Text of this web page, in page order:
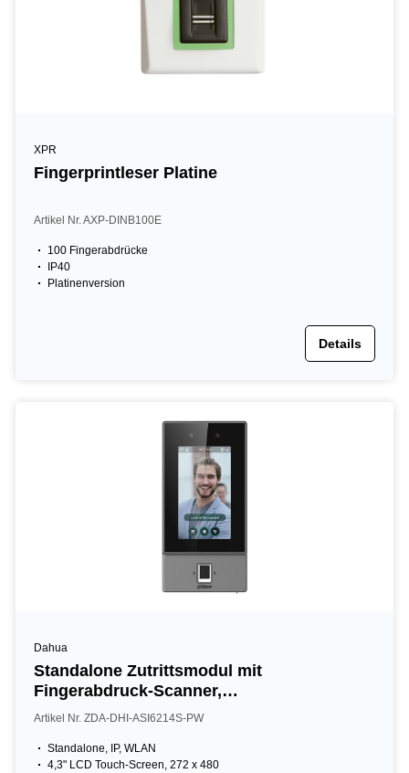
XPR
Fingerprintleser Platine
Artikel Nr. AXP-DINB100E
100 Fingerabdrücke
IP40
Platinenversion
Details
Dahua
Standalone Zutrittsmodul mit
Fingerabdruck-Scanner,
Gesichtserkennung und Kartenleser, 4,3"
Artikel Nr. ZDA-DHI-ASI6214S-PW
Standalone, IP, WLAN
4,3" LCD Touch-Screen, 272 x 480